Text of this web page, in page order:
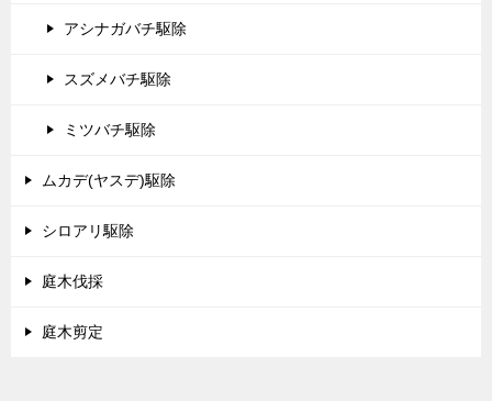
アシナガバチ駆除
スズメバチ駆除
ミツバチ駆除
ムカデ(ヤスデ)駆除
シロアリ駆除
庭木伐採
庭木剪定